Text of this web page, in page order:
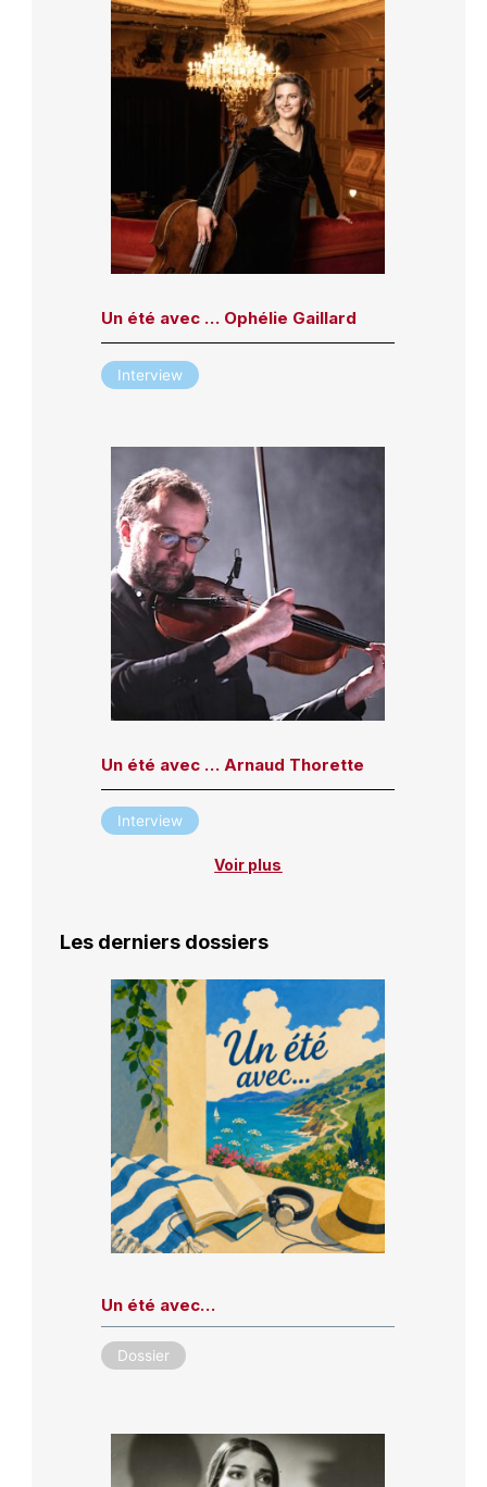
Un été avec … Ophélie Gaillard
Interview
Un été avec … Arnaud Thorette
Interview
Voir plus
Les derniers dossiers
Un été avec…
Dossier